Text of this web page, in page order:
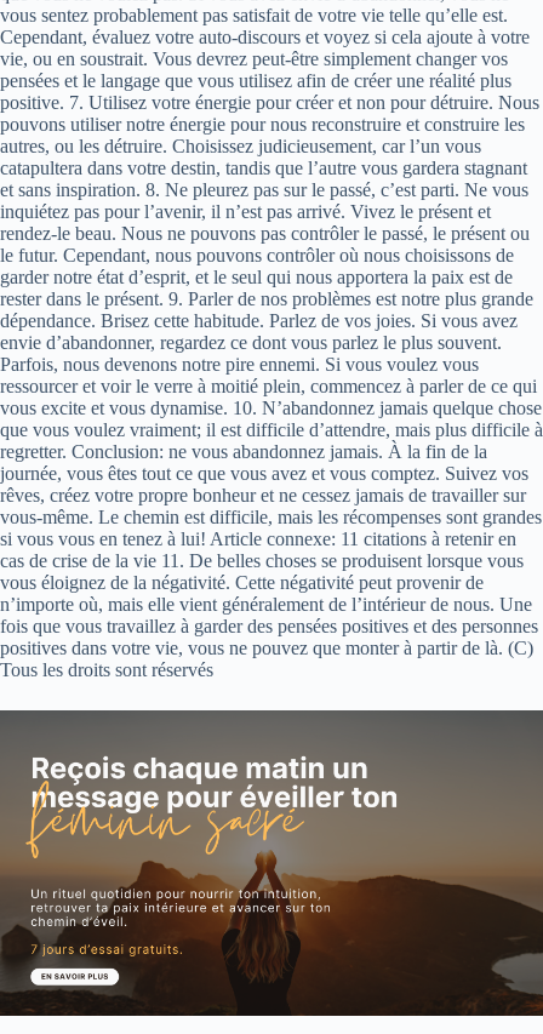
vous sentez probablement pas satisfait de votre vie telle qu’elle est.
Cependant, évaluez votre auto-discours et voyez si cela ajoute à votre
vie, ou en soustrait. Vous devrez peut-être simplement changer vos
pensées et le langage que vous utilisez afin de créer une réalité plus
positive. 7. Utilisez votre énergie pour créer et non pour détruire. Nous
pouvons utiliser notre énergie pour nous reconstruire et construire les
autres, ou les détruire. Choisissez judicieusement, car l’un vous
catapultera dans votre destin, tandis que l’autre vous gardera stagnant
et sans inspiration. 8. Ne pleurez pas sur le passé, c’est parti. Ne vous
inquiétez pas pour l’avenir, il n’est pas arrivé. Vivez le présent et
rendez-le beau. Nous ne pouvons pas contrôler le passé, le présent ou
le futur. Cependant, nous pouvons contrôler où nous choisissons de
garder notre état d’esprit, et le seul qui nous apportera la paix est de
rester dans le présent. 9. Parler de nos problèmes est notre plus grande
dépendance. Brisez cette habitude. Parlez de vos joies. Si vous avez
envie d’abandonner, regardez ce dont vous parlez le plus souvent.
Parfois, nous devenons notre pire ennemi. Si vous voulez vous
ressourcer et voir le verre à moitié plein, commencez à parler de ce qui
vous excite et vous dynamise. 10. N’abandonnez jamais quelque chose
que vous voulez vraiment; il est difficile d’attendre, mais plus difficile à
regretter. Conclusion: ne vous abandonnez jamais. À la fin de la
journée, vous êtes tout ce que vous avez et vous comptez. Suivez vos
rêves, créez votre propre bonheur et ne cessez jamais de travailler sur
vous-même. Le chemin est difficile, mais les récompenses sont grandes
si vous vous en tenez à lui! Article connexe: 11 citations à retenir en
cas de crise de la vie 11. De belles choses se produisent lorsque vous
vous éloignez de la négativité. Cette négativité peut provenir de
n’importe où, mais elle vient généralement de l’intérieur de nous. Une
fois que vous travaillez à garder des pensées positives et des personnes
positives dans votre vie, vous ne pouvez que monter à partir de là. (C)
Tous les droits sont réservés